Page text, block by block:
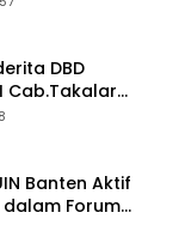
DBD
Cab.Takalar
Banten Aktif
Forum